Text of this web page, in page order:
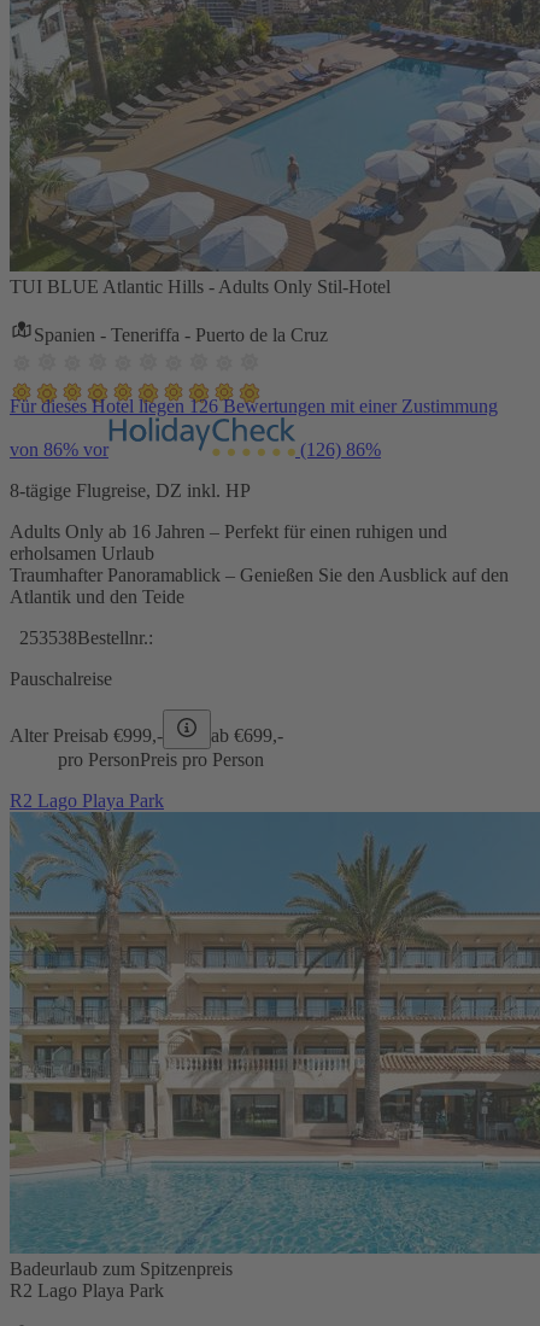
TUI BLUE Atlantic Hills - Adults Only Stil-Hotel
Spanien - Teneriffa - Puerto de la Cruz
Für dieses Hotel liegen 126 Bewertungen mit einer Zustimmung
von 86% vor (126) 86%
8-tägige Flugreise, DZ inkl. HP
Adults Only ab 16 Jahren – Perfekt für einen ruhigen und
erholsamen Urlaub
Traumhafter Panoramablick – Genießen Sie den Ausblick auf den
Atlantik und den Teide
253538Bestellnr.:
Pauschalreise
Alter Preisab €999,- ab €699,-
pro PersonPreis pro Person
R2 Lago Playa Park
Badeurlaub zum Spitzenpreis
R2 Lago Playa Park